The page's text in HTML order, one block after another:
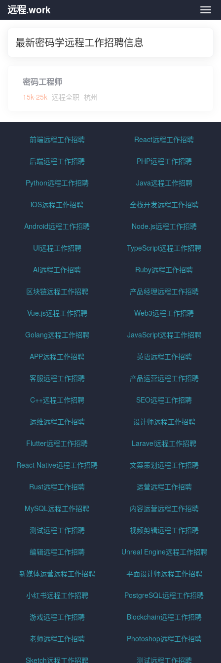
远
远程.work
最新密码学远程工作招聘信息
密码工程师
15k-25k 远程全职 杭州
前端远程工作招聘 React远程工作招聘
后端远程工作招聘 PHP远程工作招聘
Python远程工作招聘 Java远程工作招聘
iOS远程工作招聘 全栈开发远程工作招聘
Android远程工作招聘 Node.js远程工作招聘
UI远程工作招聘 TypeScript远程工作招聘
AI远程工作招聘 Ruby远程工作招聘
区块链远程工作招聘 产品经理远程工作招聘
Vue.js远程工作招聘 Web3远程工作招聘
Golang远程工作招聘 JavaScript远程工作招聘
APP远程工作招聘 英语远程工作招聘
客服远程工作招聘 产品运营远程工作招聘
C++远程工作招聘 SEO远程工作招聘
运维远程工作招聘 设计师远程工作招聘
Flutter远程工作招聘 Laravel远程工作招聘
React Native远程工作招聘 文案策划远程工作招聘
Rust远程工作招聘 运营远程工作招聘
MySQL远程工作招聘 内容运营远程工作招聘
测试远程工作招聘 视频剪辑远程工作招聘
编辑远程工作招聘 Unreal Engine远程工作招聘
新媒体运营远程工作招聘 平面设计师远程工作招聘
小红书远程工作招聘 PostgreSQL远程工作招聘
游戏远程工作招聘 Blockchain远程工作招聘
老师远程工作招聘 Photoshop远程工作招聘
Sketch远程工作招聘 测试远程工作招聘